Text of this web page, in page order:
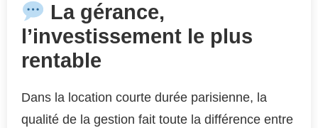
La gérance,
l’investissement le plus
rentable
Dans la location courte durée parisienne, la
qualité de la gestion fait toute la différence entre